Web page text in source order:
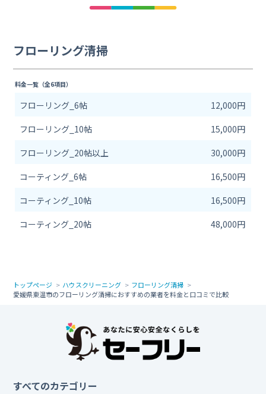
フローリング清掃
料金一覧（全6項目）
フローリング_6帖
12,000円
フローリング_10帖
15,000円
フローリング_20帖以上
30,000円
コーティング_6帖
16,500円
コーティング_10帖
16,500円
コーティング_20帖
48,000円
トップページ ハウスクリーニング
フローリング清掃
愛媛県東温市のフローリング清掃におすすめの業者を料金と口コミで比較
すべてのカテゴリー